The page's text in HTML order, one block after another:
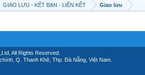
GIAO LƯU - KẾT BẠN - LIÊN KẾT Giao lưu
All Rights Reserved.
Q. Thanh Khê, Thp. Đà Nẵng, Việt Nam.